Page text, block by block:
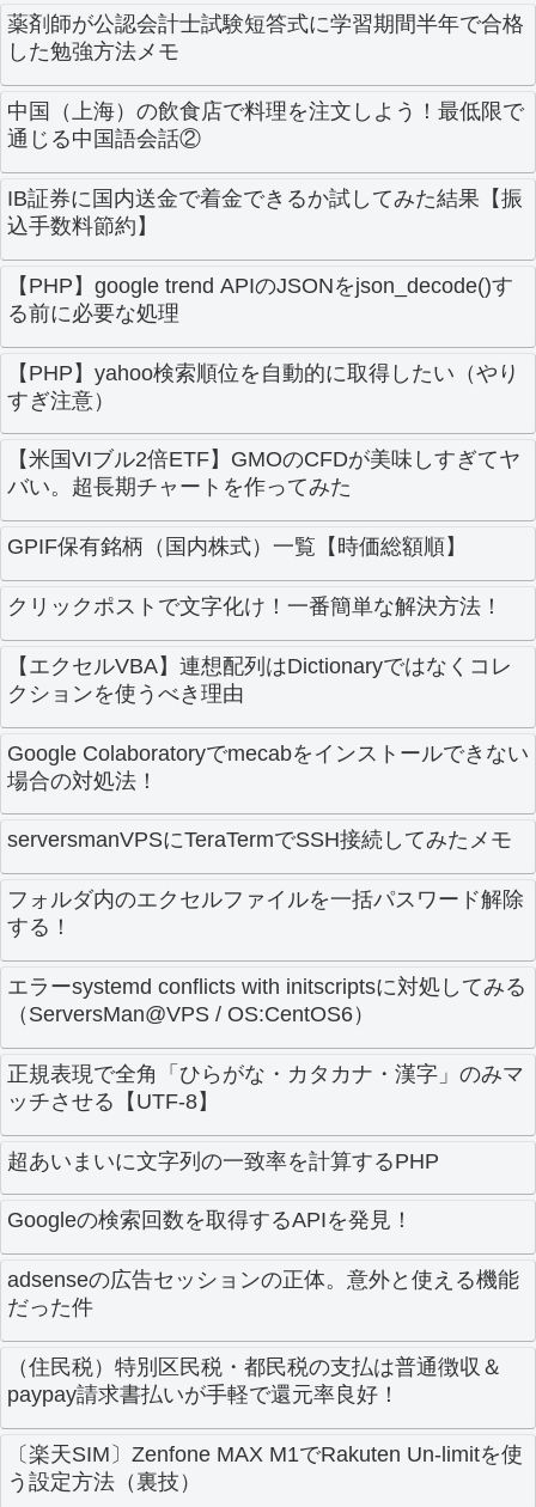
薬剤師が公認会計士試験短答式に学習期間半年で合格
した勉強方法メモ
中国（上海）の飲食店で料理を注文しよう！最低限で
通じる中国語会話②
IB証券に国内送金で着金できるか試してみた結果【振
込手数料節約】
【PHP】google trend APIのJSONをjson_decode()す
る前に必要な処理
【PHP】yahoo検索順位を自動的に取得したい（やり
すぎ注意）
【米国VIブル2倍ETF】GMOのCFDが美味しすぎてヤ
バい。超長期チャートを作ってみた
GPIF保有銘柄（国内株式）一覧【時価総額順】
クリックポストで文字化け！一番簡単な解決方法！
【エクセルVBA】連想配列はDictionaryではなくコレ
クションを使うべき理由
Google Colaboratoryでmecabをインストールできない
場合の対処法！
serversmanVPSにTeraTermでSSH接続してみたメモ
フォルダ内のエクセルファイルを一括パスワード解除
する！
エラーsystemd conflicts with initscriptsに対処してみる
（ServersMan@VPS / OS:CentOS6）
正規表現で全角「ひらがな・カタカナ・漢字」のみマ
ッチさせる【UTF-8】
超あいまいに文字列の一致率を計算するPHP
Googleの検索回数を取得するAPIを発見！
adsenseの広告セッションの正体。意外と使える機能
だった件
（住民税）特別区民税・都民税の支払は普通徴収＆
paypay請求書払いが手軽で還元率良好！
〔楽天SIM〕Zenfone MAX M1でRakuten Un-limitを使
う設定方法（裏技）